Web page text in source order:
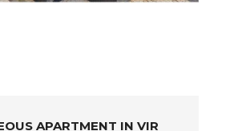
APARTMENT IN VIR